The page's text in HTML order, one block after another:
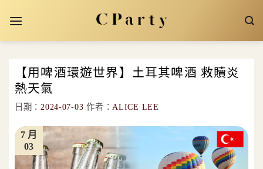
【用啤酒環遊世界】土耳其啤酒 救贖炎
熱天氣
日期：2024-07-03 作者：ALICE LEE
03
7 月